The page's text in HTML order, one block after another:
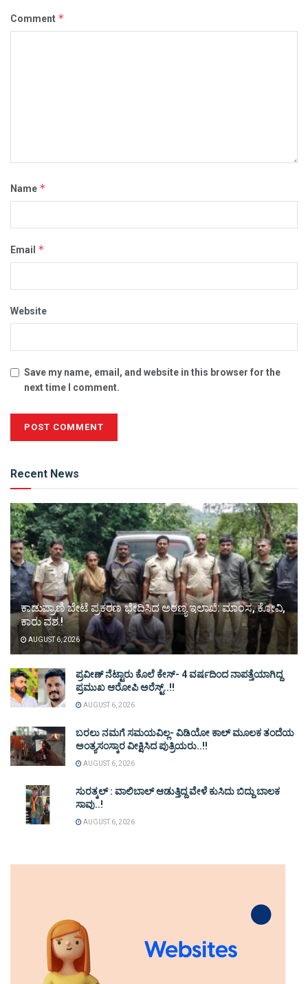
Comment *
Name *
Email *
Website
Save my name, email, and website in this browser for the
next time I comment.
Recent News
ಕಾಡುಪ್ರಾಣಿ ಬೇಟೆ ಪ್ರಕರಣ ಭೇದಿಸಿದ ಅರಣ್ಯ ಇಲಾಖೆ: ಮಾಂಸ, ಕೋವಿ,
ಕಾರು ವಶ.!
AUGUST 6, 2026
ಪ್ರವೀಣ್ ನೆಟ್ಟಾರು ಕೊಲೆ ಕೇಸ್‌- 4 ವರ್ಷದಿಂದ ನಾಪತ್ತೆಯಾಗಿದ್ದ
ಪ್ರಮುಖ ಆರೋಪಿ ಅರೆಸ್ಟ್‌..!!
AUGUST 6, 2026
ಬರಲು ನಮಗೆ ಸಮಯವಿಲ್ಲ- ವಿಡಿಯೋ ಕಾಲ್ ಮೂಲಕ ತಂದೆಯ
ಅಂತ್ಯಸಂಸ್ಕಾರ ವೀಕ್ಷಿಸಿದ ಪುತ್ರಿಯರು..!!
AUGUST 6, 2026
ಸುರತ್ಕಲ್ : ವಾಲಿಬಾಲ್ ಆಡುತ್ತಿದ್ದ ವೇಳೆ ಕುಸಿದು ಬಿದ್ದು ಬಾಲಕ
ಸಾವು..!
AUGUST 6, 2026